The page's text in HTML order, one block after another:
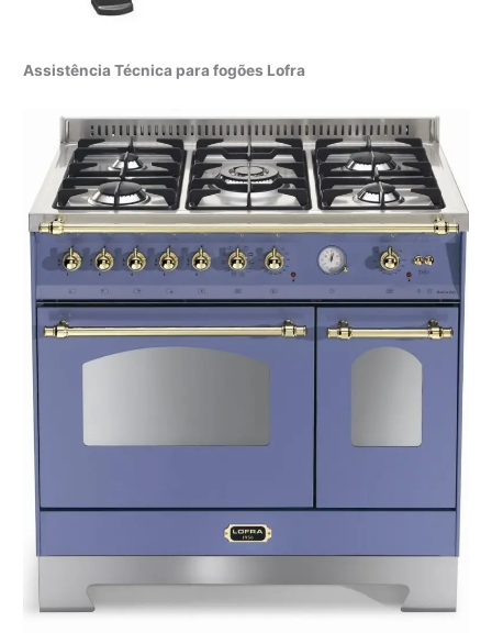
Assistência Técnica para fogões Lofra